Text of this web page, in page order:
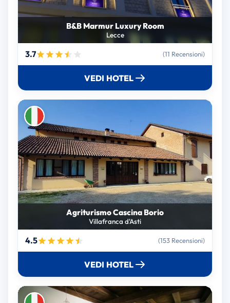
B&B Marmur Luxury Room
Lecce
3.7 (11 Recensioni)
VEDI HOTEL
Agriturismo Cascina Borio
Villafranca d'Asti
4.5 (153 Recensioni)
VEDI HOTEL